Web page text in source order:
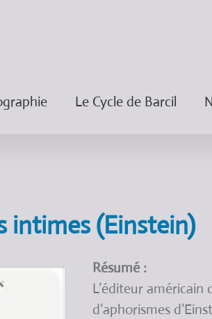
Le Cycle de Barcil
intimes (Einstein)
Résumé :
L’éditeur américain
d’aphorismes